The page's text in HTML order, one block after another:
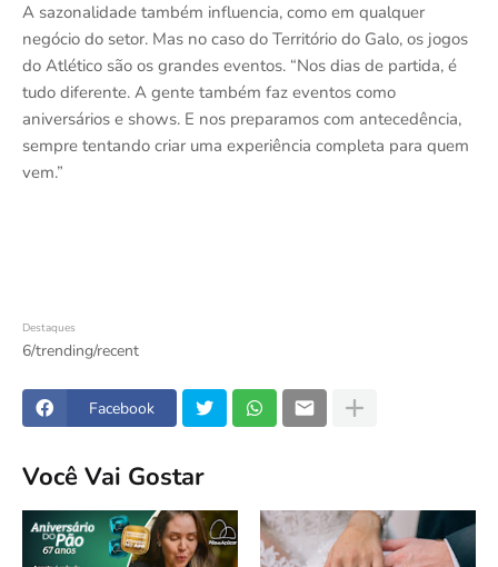
A sazonalidade também influencia, como em qualquer
negócio do setor. Mas no caso do Território do Galo, os jogos
do Atlético são os grandes eventos. “Nos dias de partida, é
tudo diferente. A gente também faz eventos como
aniversários e shows. E nos preparamos com antecedência,
sempre tentando criar uma experiência completa para quem
vem.”
Destaques
6/trending/recent
Facebook
Você Vai Gostar